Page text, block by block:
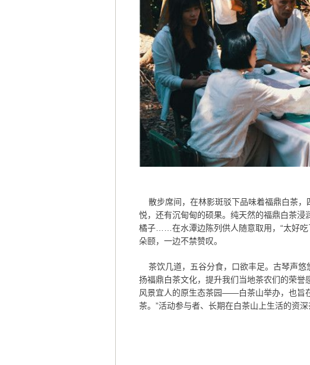
散步席间，在林影斑驳下品味着福鼎白茶
悦，还有沉甸甸的硕果。纯天然的福鼎白茶浸
橘子……在水潭边陈列供人随意取用，“太好吃
朵颐，一边不禁赞叹。
茶饮几道，五谷分食，口欲丰足。古琴声
扬福鼎白茶文化，提升我们当地茶农们的荣誉
风景宜人的原生态茶园——白茶山举办，也旨
茶。”活动参与者、长期在白茶山上生活的资深